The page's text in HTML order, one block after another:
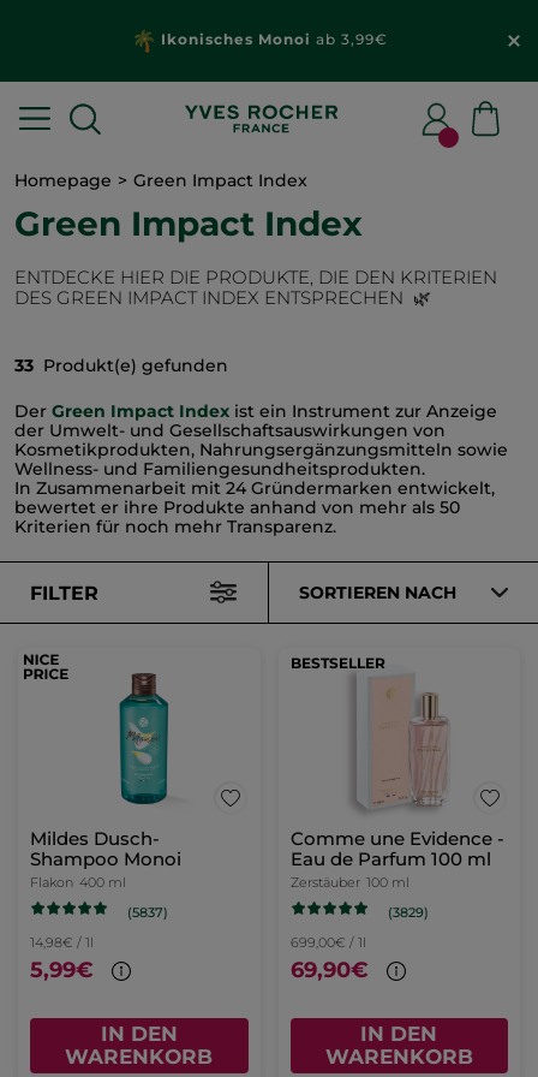
Ikonisches Monoi ab 3,99€
Homepage Green Impact Index
Green Impact Index
ENTDECKE HIER DIE PRODUKTE, DIE DEN KRITERIEN
DES GREEN IMPACT INDEX ENTSPRECHEN 🌿
33 Produkt(e) gefunden
Der Green Impact Index ist ein Instrument zur Anzeige
der Umwelt- und Gesellschaftsauswirkungen von
Kosmetikprodukten, Nahrungsergänzungsmitteln sowie
Wellness- und Familiengesundheitsprodukten.
In Zusammenarbeit mit 24 Gründermarken entwickelt,
bewertet er ihre Produkte anhand von mehr als 50
Kriterien für noch mehr Transparenz.
FILTER SORTIEREN NACH
Mildes Dusch-
Shampoo Monoi
Flakon 400 ml
(5837)
14,98€ / 1l
5,99€
IN DEN
WARENKORB
BESTSELLER
Comme une Evidence -
Eau de Parfum 100 ml
Zerstäuber 100 ml
(3829)
699,00€ / 1l
69,90€
IN DEN
WARENKORB